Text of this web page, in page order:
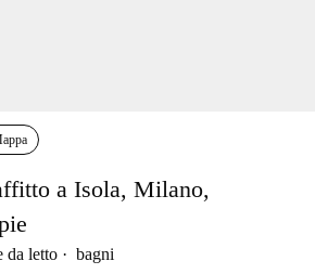
a Isola, Milano,
da letto bagni